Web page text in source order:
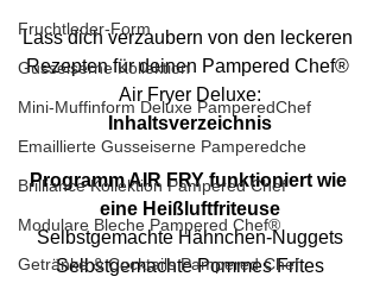
Fruchtleder-Form
Gusseiserne Kollektion
Mini-Muffinform Deluxe PamperedChef
Emaillierte Gusseiserne Pamperedche
Brilliance Kollektion Pampered Chef
Modulare Bleche Pampered Chef®
Getränke & Cocktails Pampered Chef
Lass dich verzaubern von den leckeren
Rezepten für deinen Pampered Chef®
Air Fryer Deluxe:
Inhaltsverzeichnis
Programm AIR FRY funktioniert wie
eine Heißluftfriteuse
Selbstgemachte Hähnchen-Nuggets
Selbstgemachte Pommes Frites